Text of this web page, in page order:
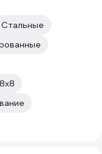
Стальные
8х8